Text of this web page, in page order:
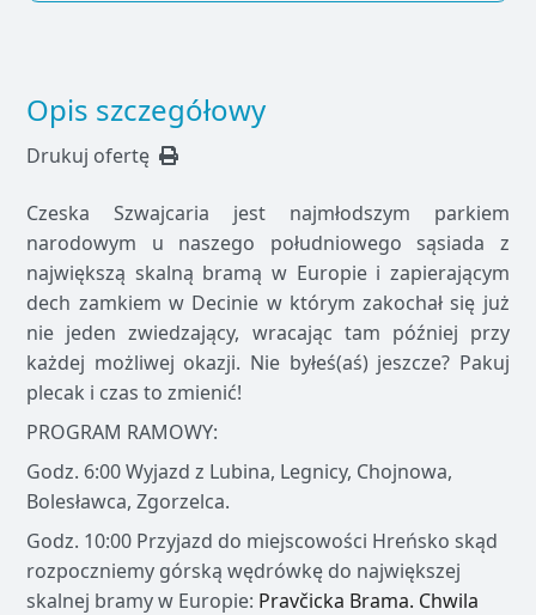
Opis szczegółowy
Drukuj ofertę
Czeska Szwajcaria jest najmłodszym parkiem
narodowym u naszego południowego sąsiada z
największą skalną bramą w Europie i zapierającym
dech zamkiem w Decinie w którym zakochał się już
nie jeden zwiedzający, wracając tam później przy
każdej możliwej okazji. Nie byłeś(aś) jeszcze? Pakuj
plecak i czas to zmienić!
PROGRAM RAMOWY:
Godz. 6:00 Wyjazd z Lubina, Legnicy, Chojnowa,
Bolesławca, Zgorzelca.
Godz. 10:00 Przyjazd do miejscowości Hreńsko skąd
rozpoczniemy górską wędrówkę do największej
skalnej bramy w Europie: Pravčicka Brama. Chwila